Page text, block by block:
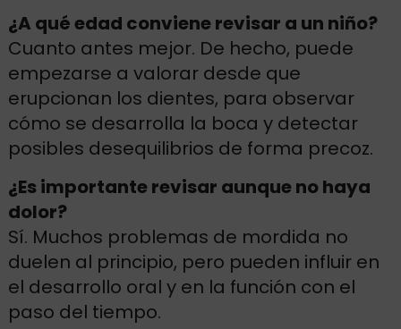
¿A qué edad conviene revisar a un niño?
Cuanto antes mejor. De hecho, puede
empezarse a valorar desde que
erupcionan los dientes, para observar
cómo se desarrolla la boca y detectar
posibles desequilibrios de forma precoz.
¿Es importante revisar aunque no haya
dolor?
Sí. Muchos problemas de mordida no
duelen al principio, pero pueden influir en
el desarrollo oral y en la función con el
paso del tiempo.